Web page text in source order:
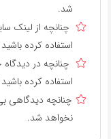
شد.
چنانچه از لینک
استفاده کرده
چنانچه در
استفاده کرده
چنانچه دیدگاهی
نخواهد شد.